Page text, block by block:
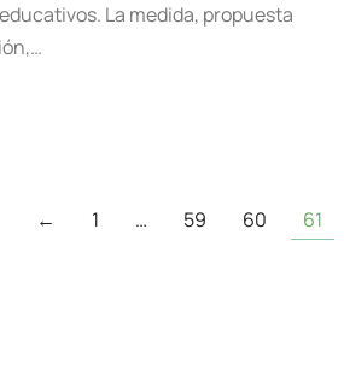
La medida, propuesta
← 1 … 59 60 61